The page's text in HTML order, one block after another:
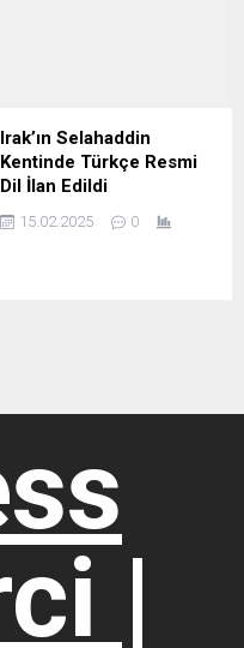
Irak’ın Selahaddin
Kentinde Türkçe Resmi
Dil İlan Edildi
15.02.2025 0